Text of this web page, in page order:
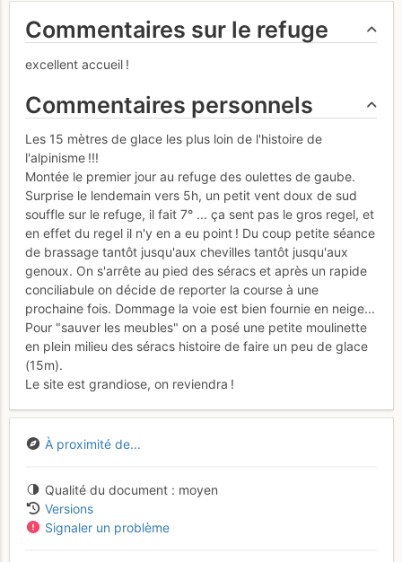
Commentaires sur le refuge
excellent accueil !
Commentaires personnels
Les 15 mètres de glace les plus loin de l'histoire de
l'alpinisme !!!
Montée le premier jour au refuge des oulettes de gaube.
Surprise le lendemain vers 5h, un petit vent doux de sud
souffle sur le refuge, il fait 7° ... ça sent pas le gros regel, et
en effet du regel il n'y en a eu point ! Du coup petite séance
de brassage tantôt jusqu'aux chevilles tantôt jusqu'aux
genoux. On s'arrête au pied des séracs et après un rapide
conciliabule on décide de reporter la course à une
prochaine fois. Dommage la voie est bien fournie en neige...
Pour "sauver les meubles" on a posé une petite moulinette
en plein milieu des séracs histoire de faire un peu de glace
(15m).
Le site est grandiose, on reviendra !
À proximité de...
Qualité du document
moyen
Versions
Signaler un problème